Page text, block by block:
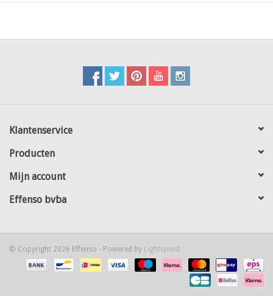
Klantenservice
Producten
Mijn account
Effenso bvba
© Copyright 2026 Effenso - Powered by Lightspeed